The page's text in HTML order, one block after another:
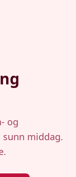
og
middag.